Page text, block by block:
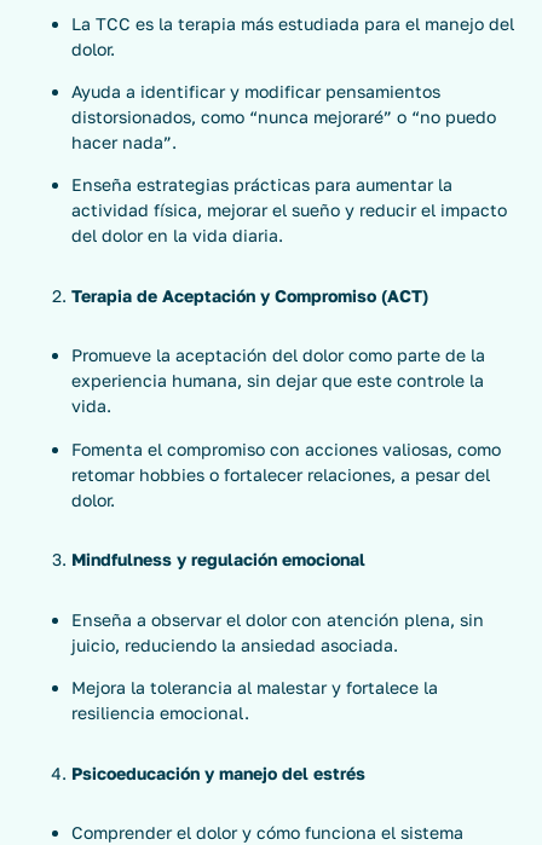
La TCC es la terapia más estudiada para el manejo del
dolor.
Ayuda a identificar y modificar pensamientos
distorsionados, como “nunca mejoraré” o “no puedo
hacer nada”.
Enseña estrategias prácticas para aumentar la
actividad física, mejorar el sueño y reducir el impacto
del dolor en la vida diaria.
Terapia de Aceptación y Compromiso (ACT)
Promueve la aceptación del dolor como parte de la
experiencia humana, sin dejar que este controle la
vida.
Fomenta el compromiso con acciones valiosas, como
retomar hobbies o fortalecer relaciones, a pesar del
dolor.
Mindfulness y regulación emocional
Enseña a observar el dolor con atención plena, sin
juicio, reduciendo la ansiedad asociada.
Mejora la tolerancia al malestar y fortalece la
resiliencia emocional.
Psicoeducación y manejo del estrés
Comprender el dolor y cómo funciona el sistema